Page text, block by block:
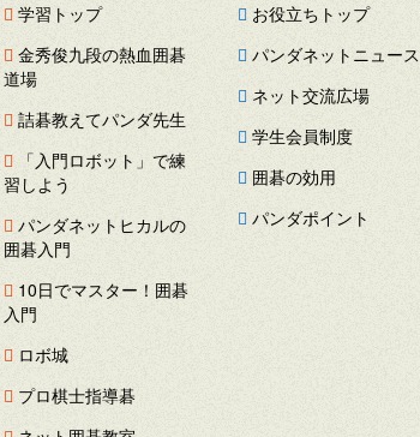
学習トップ
金秀俊九段の熱血囲碁
道場
詰碁教えてパンダ先生
「入門ロボット」で練
習しよう
パンダネットヒカルの
囲碁入門
10日でマスター！囲碁
入門
ロボ城
プロ棋士指導碁
お役立ちトップ
パンダネットニュース
ネット交流広場
学生会員制度
囲碁の効用
パンダポイント